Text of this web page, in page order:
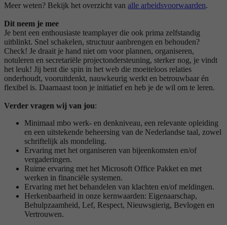
Meer weten? Bekijk het overzicht van alle arbeidsvoorwaarden.
Dit neem je mee
Je bent een enthousiaste teamplayer die ook prima zelfstandig
uitblinkt. Snel schakelen, structuur aanbrengen en behouden?
Check! Je draait je hand niet om voor plannen, organiseren,
notuleren en secretariële projectondersteuning, sterker nog, je vindt
het leuk! Jij bent die spin in het web die moeiteloos relaties
onderhoudt, vooruitdenkt, nauwkeurig werkt en betrouwbaar én
flexibel is. Daarnaast toon je initiatief en heb je de wil om te leren.
Verder vragen wij van jou:
Minimaal mbo werk- en denkniveau, een relevante opleiding
en een uitstekende beheersing van de Nederlandse taal, zowel
schriftelijk als mondeling.
Ervaring met het organiseren van bijeenkomsten en/of
vergaderingen.
Ruime ervaring met het Microsoft Office Pakket en met
werken in financiële systemen.
Ervaring met het behandelen van klachten en/of meldingen.
Herkenbaarheid in onze kernwaarden: Eigenaarschap,
Behulpzaamheid, Lef, Respect, Nieuwsgierig, Bevlogen en
Vertrouwen.